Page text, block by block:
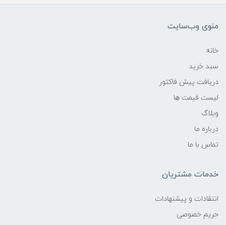
منوی وب‌سایت
خانه
سبد خرید
دریافت پیش فاکتور
لیست قیمت ها
وبلاگ
درباره ما
تماس با ما
خدمات مشتریان
انتقادات و پیشنهادات
حریم خصوصی